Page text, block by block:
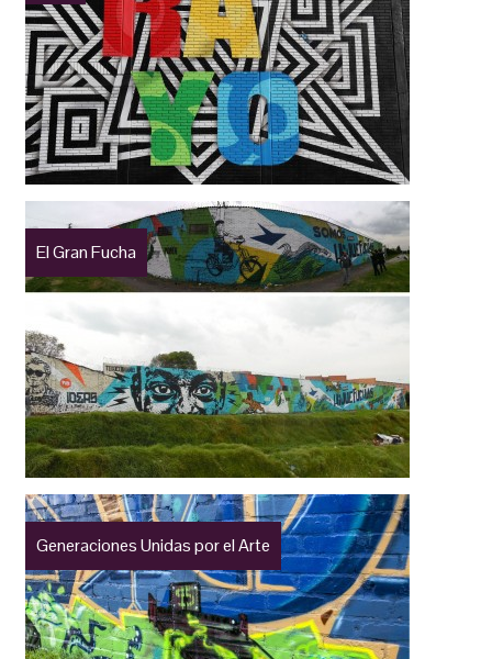
El Gran Fucha
Generaciones Unidas por el Arte